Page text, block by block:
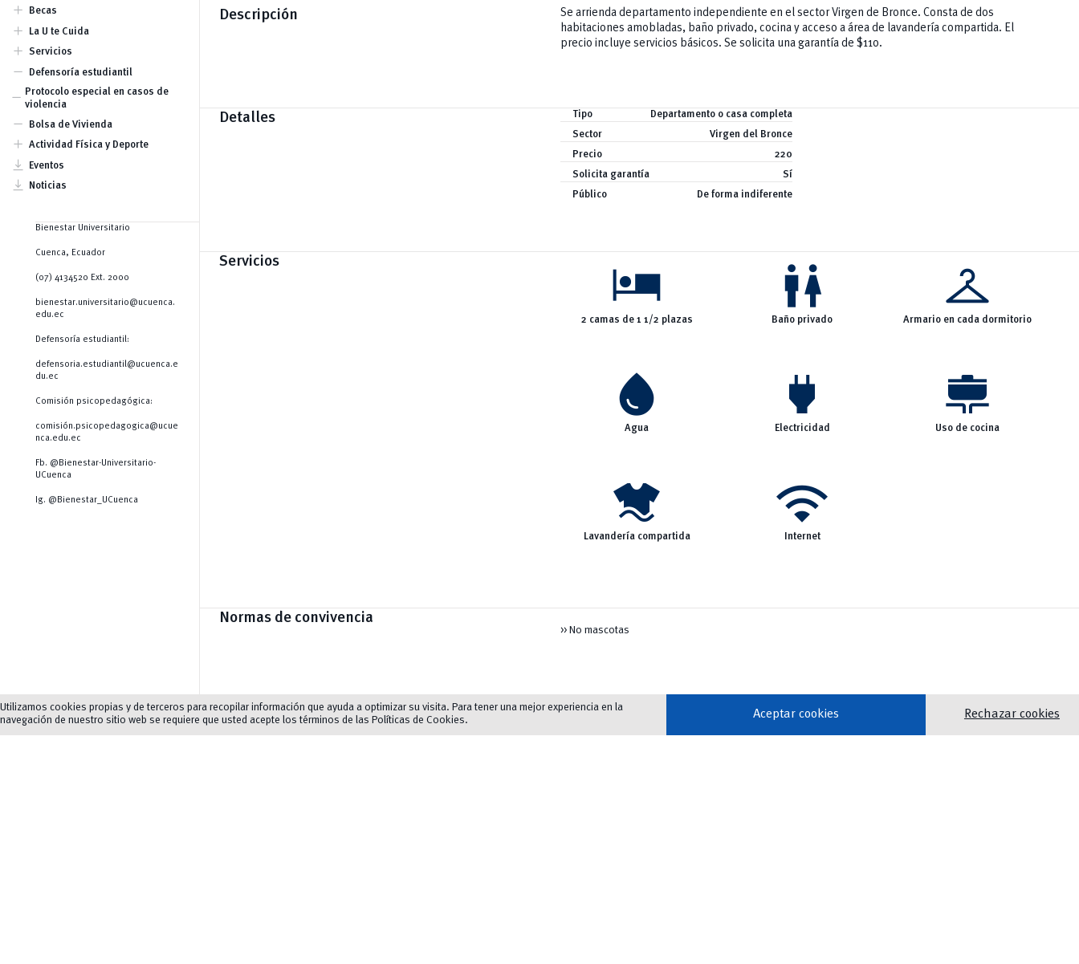
Becas
add
Becas por condición
estudiantes con discapacidad
Becas por mérito cultural y
artístico
Becas por excelencia académica.
Becas para actividades
académicas
La U te Cuida
add
Comisión Piscopedagógica
Servicios
add
Atención psicológica y
Atención de Trabajo Social
Kindercampus
Seguro estudiantil
Defensoría estudiantil
remove
Protocolo especial en casos de
violencia
remove
Bolsa de Vivienda
remove
Actividad Física y Deporte
add
Clubes
Eventos
vertical_align_bottom
Noticias
vertical_align_bottom
Bienestar Universitario
Cuenca, Ecuador
(07) 4134520 Ext. 2000
bienestar.universitario@ucuenca.
edu.ec
Defensoría estudiantil:
defensoria.estudiantil@ucuenca.e
du.ec
Comisión psicopedagógica:
comisión.psicopedagogica@ucue
nca.edu.ec
Fb. @Bienestar-Universitario-
UCuenca
Ig. @Bienestar_UCuenca
Descripción
Se arrienda departamento independiente en el sector Virgen de Bronce. Consta de dos
habitaciones amobladas, baño privado, cocina y acceso a área de lavandería compartida. El
precio incluye servicios básicos. Se solicita una garantía de $110.
Detalles Tipo
Departamento o casa completa
Sector
Virgen del Bronce
Precio
220
Solicita garantía
Sí
Público
De forma indiferente
Servicios hotel
2 camas de 1 1/2 plazas
wc
Baño privado
checkroom
Armario en cada dormitorio
water_drop
Agua
power
Electricidad
cooking
Uso de cocina
laundry
Lavandería compartida
wifi
Internet
Normas de convivencia
>> No mascotas
Movilidad
>> Autobuses: L14, L15
Utilizamos cookies propias y de terceros para recopilar información que ayuda a optimizar su visita. Para tener una mejor experiencia en la
navegación de nuestro sitio web se requiere que usted acepte los términos de las Políticas de Cookies. Aceptar cookies Rechazar cookies